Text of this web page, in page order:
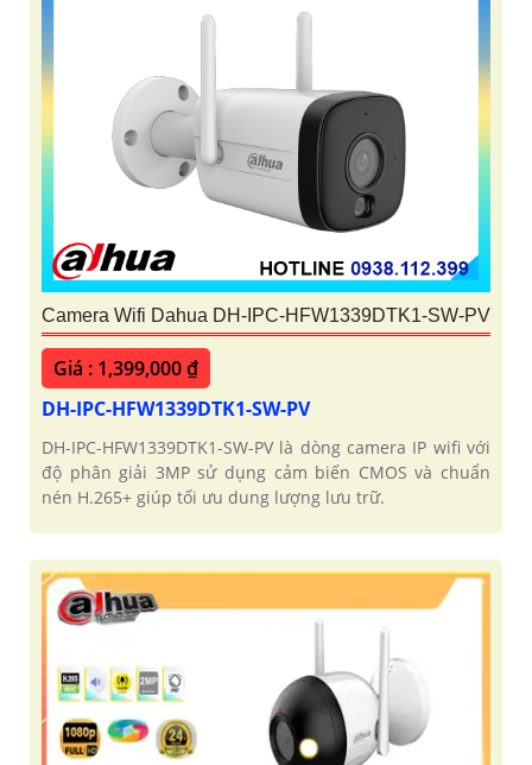
Camera Wifi Dahua DH-IPC-HFW1339DTK1-SW-PV
Giá : 1,399,000 ₫
DH-IPC-HFW1339DTK1-SW-PV
DH-IPC-HFW1339DTK1-SW-PV là dòng camera IP wifi với
độ phân giải 3MP sử dụng cảm biến CMOS và chuẩn
nén H.265+ giúp tối ưu dung lượng lưu trữ.